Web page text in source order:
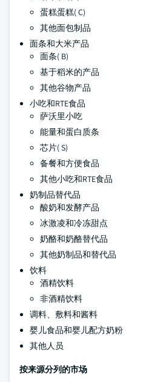
蛋糕蛋糕( C)
其他面包制品
面条和大米产品
面条( B)
基于稻米的产品
其他谷物产品
小吃和RTE食品
萨沃里小吃
能量和蛋白质条
芯片( S)
备餐和方便食品
其他小吃和RTE食品
奶制品替代品
酸奶和发酵产品
冰激凌和冷冻甜点
奶酪和奶酪替代品
其他奶制品和替代品
饮料
酒精饮料
非酒精饮料
调料、敷料和酱料
婴儿食品和婴儿配方奶粉
其他人员
按来源分列的市场